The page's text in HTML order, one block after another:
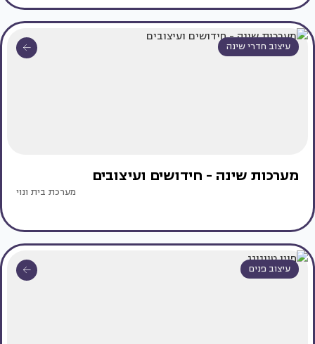
עיצוב חדרי שינה
מערכות שינה - חידושים ועיצובים
מערכת בית ונוי
עיצוב פנים